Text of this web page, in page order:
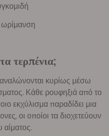
τερπένια;
κυρίως μέσω
Κάθε ρουφηξιά από το
εκχύλισμα παραδίδει μια
οι οποίοι τα διοχετεύουν